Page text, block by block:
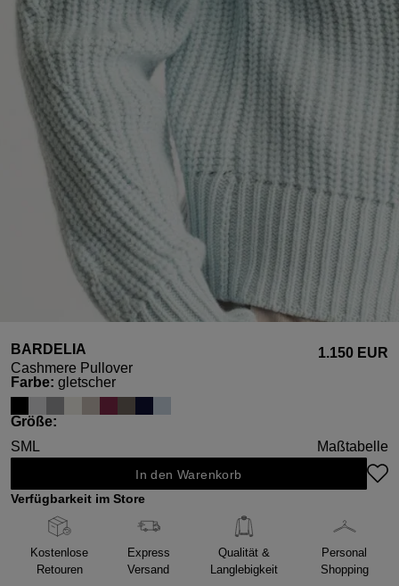
BARDELIA
Cashmere Pullover
1.150 EUR
Farbeauswählen
: gletscher
Größeauswählen
:
SM L Maßtabelle
In den Warenkorb
Verfügbarkeit im Store
Kostenlose
Retouren
Express
Versand
Qualität &
Langlebigkeit
Personal
Shopping